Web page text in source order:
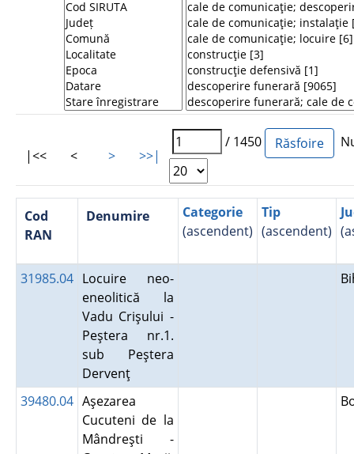
|<< < > >>|
/ 1450
Cod
RAN
Denumire
Categorie
(ascendent)
Tip
(ascendent)
31985.04 Locuire neo-
eneolitică la
Vadu Crişului -
Peştera nr.1.
sub Peştera
Dervenţ
39480.04 Aşezarea
Cucuteni de la
Mândreşti -